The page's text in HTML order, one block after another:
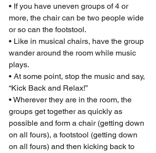
• If you have uneven groups of 4 or
more, the chair can be two people wide
or so can the footstool.
• Like in musical chairs, have the group
wander around the room while music
plays.
• At some point, stop the music and say,
“Kick Back and Relax!”
• Wherever they are in the room, the
groups get together as quickly as
possible and form a chair (getting down
on all fours), a footstool (getting down
on all fours) and then kicking back to